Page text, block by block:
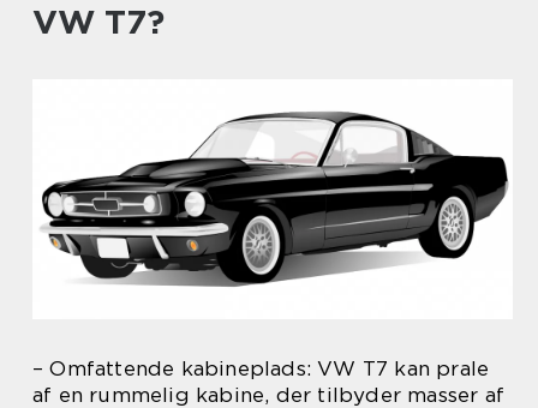
VW T7?
– Omfattende kabineplads: VW T7 kan prale
af en rummelig kabine, der tilbyder masser af